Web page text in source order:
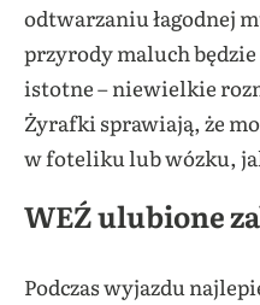
odtwarzaniu łagodnej
przyrody maluch będzie
istotne – niewielkie
Żyrafki sprawiają, że
w foteliku lub wózku,
WEŹ ulubione
Podczas wyjazdu